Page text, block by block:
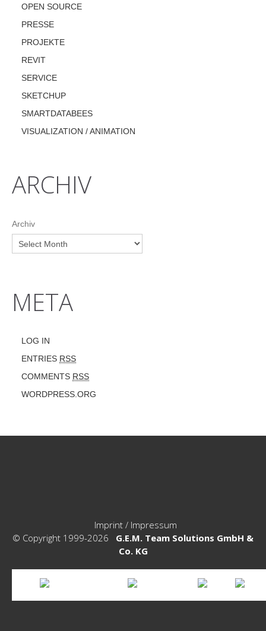
OPEN SOURCE
PRESSE
PROJEKTE
REVIT
SERVICE
SKETCHUP
SMARTDATABEES
VISUALIZATION / ANIMATION
ARCHIV
Archiv
META
LOG IN
ENTRIES RSS
COMMENTS RSS
WORDPRESS.ORG
Imprint / Impressum
© Copyright 1999-2026 G.E.M. Team Solutions GmbH &
Co. KG